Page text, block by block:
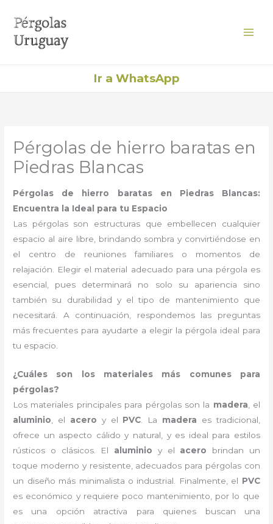
contenido
Ir a WhatsApp
Pérgolas de hierro baratas en
Piedras Blancas
Pérgolas de hierro baratas en Piedras Blancas:
Encuentra la Ideal para tu Espacio
Las pérgolas son estructuras que embellecen cualquier
espacio al aire libre, brindando sombra y convirtiéndose en
el centro de reuniones familiares o momentos de
relajación. Elegir el material adecuado para una pérgola es
esencial, pues determinará no solo su apariencia sino
también su durabilidad y el tipo de mantenimiento que
necesitará. A continuación, respondemos las preguntas
más frecuentes para ayudarte a elegir la pérgola ideal para
tu espacio.
¿Cuáles son los materiales más comunes para
pérgolas?
Los materiales principales para pérgolas son la madera , el
aluminio , el acero y el PVC . La madera es tradicional,
ofrece un aspecto cálido y natural, y es ideal para estilos
rústicos o clásicos. El aluminio y el acero brindan un
toque moderno y resistente, adecuados para pérgolas con
un diseño más minimalista o industrial. Finalmente, el PVC
es económico y requiere poco mantenimiento, por lo que
es una opción atractiva para quienes buscan una